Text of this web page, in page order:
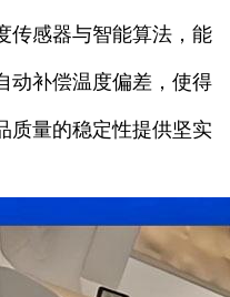
传感器与智能算法，能
动补偿温度偏差，使得
质量的稳定性提供坚实